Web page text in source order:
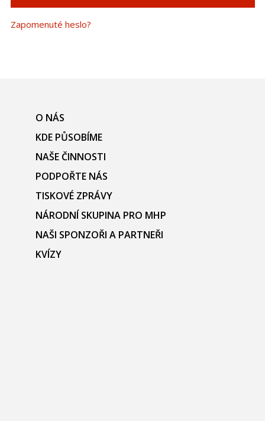
Zapomenuté heslo?
O NÁS
KDE PŮSOBÍME
NAŠE ČINNOSTI
PODPOŘTE NÁS
TISKOVÉ ZPRÁVY
NÁRODNÍ SKUPINA PRO MHP
NAŠI SPONZOŘI A PARTNEŘI
KVÍZY